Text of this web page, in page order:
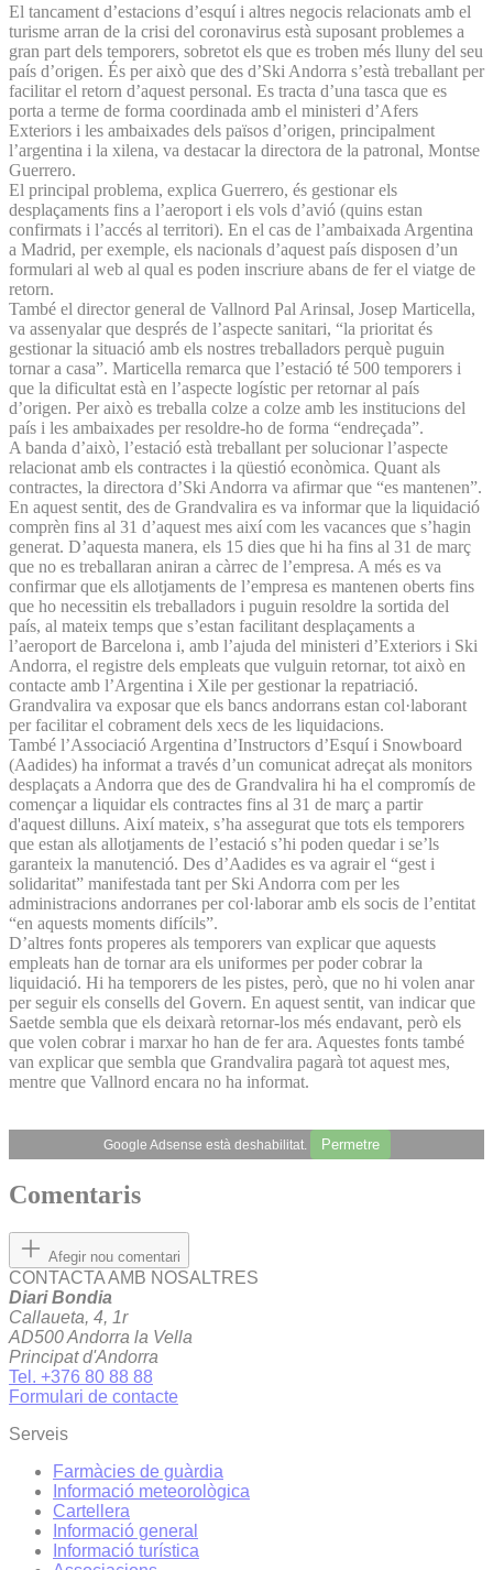
El tancament d’estacions d’esquí i altres negocis relacionats amb el
turisme arran de la crisi del coronavirus està suposant problemes a
gran part dels temporers, sobretot els que es troben més lluny del seu
país d’origen. És per això que des d’Ski Andorra s’està treballant per
facilitar el retorn d’aquest personal. Es tracta d’una tasca que es
porta a terme de forma coordinada amb el ministeri d’Afers
Exteriors i les ambaixades dels països d’origen, principalment
l’argentina i la xilena, va destacar la directora de la patronal, Montse
Guerrero.
El principal problema, explica Guerrero, és gestionar els
desplaçaments fins a l’aeroport i els vols d’avió (quins estan
confirmats i l’accés al territori). En el cas de l’ambaixada Argentina
a Madrid, per exemple, els nacionals d’aquest país disposen d’un
formulari al web al qual es poden inscriure abans de fer el viatge de
retorn.
També el director general de Vallnord Pal Arinsal, Josep Marticella,
va assenyalar que després de l’aspecte sanitari, “la prioritat és
gestionar la situació amb els nostres treballadors perquè puguin
tornar a casa”. Marticella remarca que l’estació té 500 temporers i
que la dificultat està en l’aspecte logístic per retornar al país
d’origen. Per això es treballa colze a colze amb les institucions del
país i les ambaixades per resoldre-ho de forma “endreçada”.
A banda d’això, l’estació està treballant per solucionar l’aspecte
relacionat amb els contractes i la qüestió econòmica. Quant als
contractes, la directora d’Ski Andorra va afirmar que “es mantenen”.
En aquest sentit, des de Grandvalira es va informar que la liquidació
comprèn fins al 31 d’aquest mes així com les vacances que s’hagin
generat. D’aquesta manera, els 15 dies que hi ha fins al 31 de març
que no es treballaran aniran a càrrec de l’empresa. A més es va
confirmar que els allotjaments de l’empresa es mantenen oberts fins
que ho necessitin els treballadors i puguin resoldre la sortida del
país, al mateix temps que s’estan facilitant desplaçaments a
l’aeroport de Barcelona i, amb l’ajuda del ministeri d’Exteriors i Ski
Andorra, el registre dels empleats que vulguin retornar, tot això en
contacte amb l’Argentina i Xile per gestionar la repatriació.
Grandvalira va exposar que els bancs andorrans estan col·laborant
per facilitar el cobrament dels xecs de les liquidacions.
També l’Associació Argentina d’Instructors d’Esquí i Snowboard
(Aadides) ha informat a través d’un comunicat adreçat als monitors
desplaçats a Andorra que des de Grandvalira hi ha el compromís de
començar a liquidar els contractes fins al 31 de març a partir
d'aquest dilluns. Així mateix, s’ha assegurat que tots els temporers
que estan als allotjaments de l’estació s’hi poden quedar i se’ls
garanteix la manutenció. Des d’Aadides es va agrair el “gest i
solidaritat” manifestada tant per Ski Andorra com per les
administracions andorranes per col·laborar amb els socis de l’entitat
“en aquests moments difícils”.
D’altres fonts properes als temporers van explicar que aquests
empleats han de tornar ara els uniformes per poder cobrar la
liquidació. Hi ha temporers de les pistes, però, que no hi volen anar
per seguir els consells del Govern. En aquest sentit, van indicar que
Saetde sembla que els deixarà retornar-los més endavant, però els
que volen cobrar i marxar ho han de fer ara. Aquestes fonts també
van explicar que sembla que Grandvalira pagarà tot aquest mes,
mentre que Vallnord encara no ha informat.
Google Adsense està deshabilitat. Permetre
Comentaris
Afegir nou comentari
CONTACTA AMB NOSALTRES
Diari Bondia
Callaueta, 4, 1r
AD500 Andorra la Vella
Principat d'Andorra
Tel. +376 80 88 88
Formulari de contacte
Serveis
Farmàcies de guàrdia
Informació meteorològica
Cartellera
Informació general
Informació turística